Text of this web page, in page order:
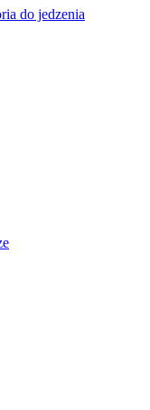
do jedzenia